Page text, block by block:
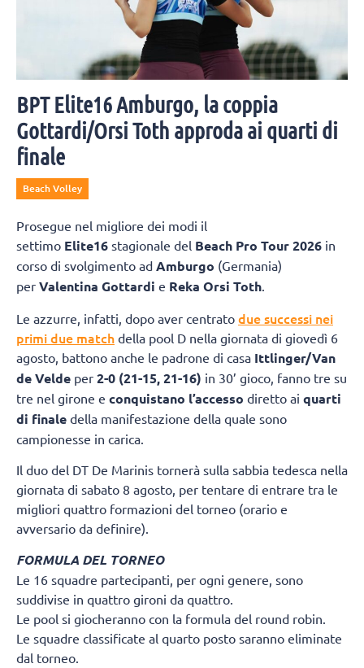
BPT Elite16 Amburgo, la coppia
Gottardi/Orsi Toth approda ai quarti di
finale
Beach Volley
Prosegue nel migliore dei modi il
settimo Elite16 stagionale del Beach Pro Tour 2026 in
corso di svolgimento ad Amburgo (Germania)
per Valentina Gottardi e Reka Orsi Toth.
Le azzurre, infatti, dopo aver centrato due successi nei
primi due match della pool D nella giornata di giovedì 6
agosto, battono anche le padrone di casa Ittlinger/Van
de Velde per 2-0 (21-15, 21-16) in 30’ gioco, fanno tre su
tre nel girone e conquistano l’accesso diretto ai quarti
di finale della manifestazione della quale sono
campionesse in carica.
Il duo del DT De Marinis tornerà sulla sabbia tedesca nella
giornata di sabato 8 agosto, per tentare di entrare tra le
migliori quattro formazioni del torneo (orario e
avversario da definire).
FORMULA DEL TORNEO
Le 16 squadre partecipanti, per ogni genere, sono
suddivise in quattro gironi da quattro.
Le pool si giocheranno con la formula del round robin.
Le squadre classificate al quarto posto saranno eliminate
dal torneo.